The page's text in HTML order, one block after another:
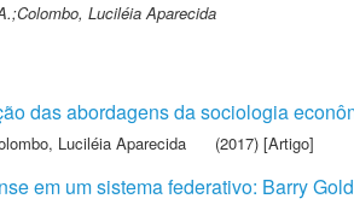
Luciléia Aparecida
das abordagens da sociologia
Luciléia Aparecida (2017) [Artigo]
em um sistema federativo: Barry